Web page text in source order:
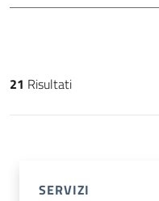
21 Risultati
SERVIZI